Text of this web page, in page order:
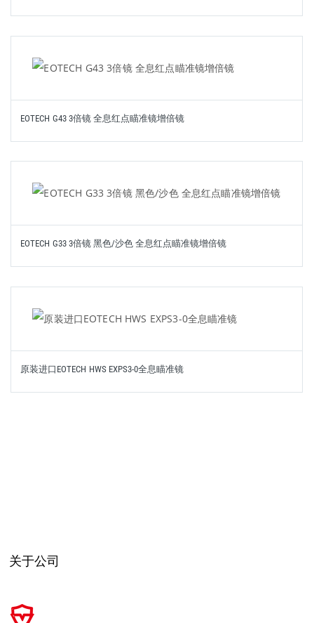
EOTECH G43 3倍镜 全息红点瞄准镜增倍镜
EOTECH G33 3倍镜 黑色/沙色 全息红点瞄准镜增倍镜
原装进口EOTECH HWS EXPS3-0全息瞄准镜
关于公司